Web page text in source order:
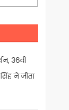
36वीं
ने जीता